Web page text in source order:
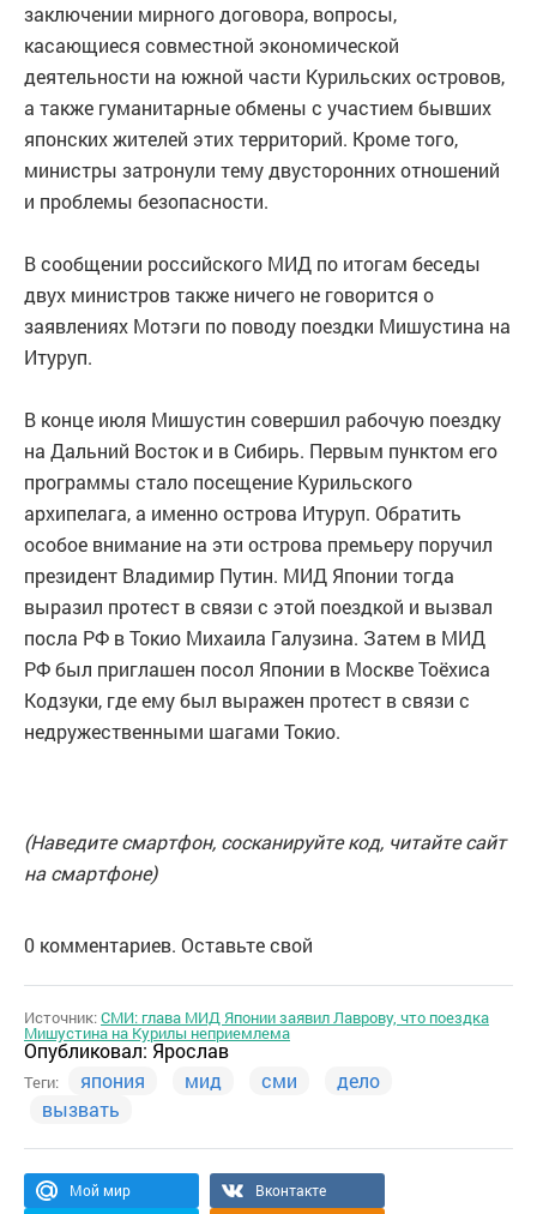
заключении мирного договора, вопросы,
касающиеся совместной экономической
деятельности на южной части Курильских островов,
а также гуманитарные обмены с участием бывших
японских жителей этих территорий. Кроме того,
министры затронули тему двусторонних отношений
и проблемы безопасности.
В сообщении российского МИД по итогам беседы
двух министров также ничего не говорится о
заявлениях Мотэги по поводу поездки Мишустина на
Итуруп.
В конце июля Мишустин совершил рабочую поездку
на Дальний Восток и в Сибирь. Первым пунктом его
программы стало посещение Курильского
архипелага, а именно острова Итуруп. Обратить
особое внимание на эти острова премьеру поручил
президент Владимир Путин. МИД Японии тогда
выразил протест в связи с этой поездкой и вызвал
посла РФ в Токио Михаила Галузина. Затем в МИД
РФ был приглашен посол Японии в Москве Тоёхиса
Кодзуки, где ему был выражен протест в связи с
недружественными шагами Токио.
(Наведите смартфон, сосканируйте код, читайте сайт
на смартфоне)
0 комментариев. Оставьте свой
Источник:СМИ: глава МИД Японии заявил Лаврову, что поездка
Мишустина на Курилы неприемлема
Опубликовал:Ярослав
Теги: япония мид сми
дело
вызвать
Мой мир
Вконтакте